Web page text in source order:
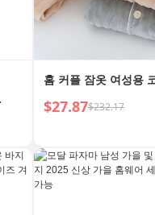
홈 커플 잠옷 여성용
$27.87$232.17